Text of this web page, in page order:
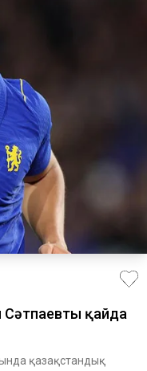
қайда
қазақстандық